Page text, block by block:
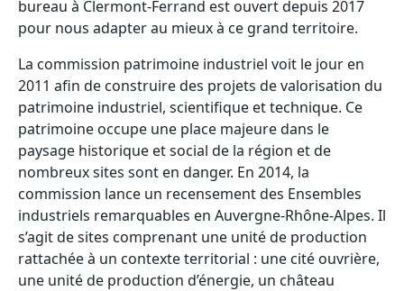
bureau à Clermont-Ferrand est ouvert depuis 2017
pour nous adapter au mieux à ce grand territoire.
La commission patrimoine industriel voit le jour en
2011 afin de construire des projets de valorisation du
patrimoine industriel, scientifique et technique. Ce
patrimoine occupe une place majeure dans le
paysage historique et social de la région et de
nombreux sites sont en danger. En 2014, la
commission lance un recensement des Ensembles
industriels remarquables en Auvergne-Rhône-Alpes. Il
s’agit de sites comprenant une unité de production
rattachée à un contexte territorial : une cité ouvrière,
une unité de production d’énergie, un château